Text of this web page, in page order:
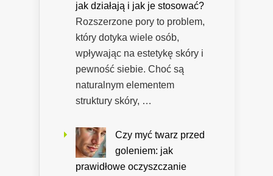
jak działają i jak je stosować?
Rozszerzone pory to problem,
który dotyka wiele osób,
wpływając na estetykę skóry i
pewność siebie. Choć są
naturalnym elementem
struktury skóry, …
Czy myć twarz przed
goleniem: jak
prawidłowe oczyszczanie